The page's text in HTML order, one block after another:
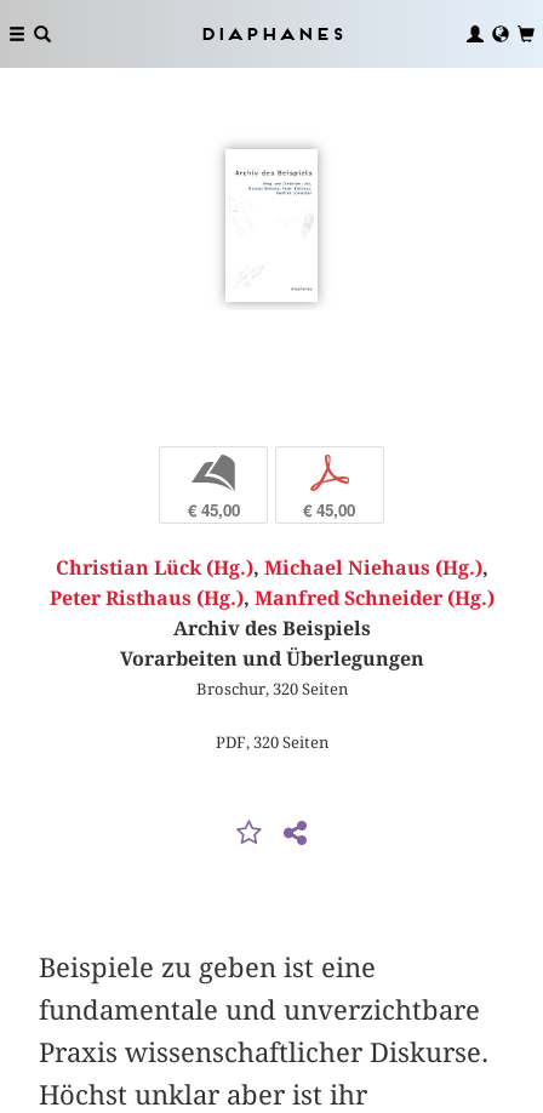
Diaphanes
b
€ 45,00
p
€ 45,00
Christian Lück (Hg.), Michael Niehaus (Hg.),
Peter Risthaus (Hg.), Manfred Schneider (Hg.)
Archiv des Beispiels
Vorarbeiten und Überlegungen
Broschur, 320 Seiten
PDF, 320 Seiten
Beispiele zu geben ist eine
fundamentale und unverzichtbare
Praxis wissenschaftlicher Diskurse.
Höchst unklar aber ist ihr